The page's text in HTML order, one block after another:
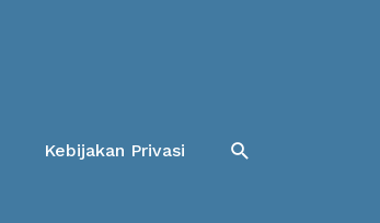
Kebijakan Privasi Cari